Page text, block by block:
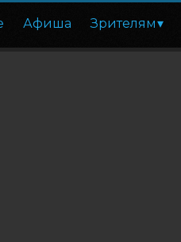
Афиша Зрителям